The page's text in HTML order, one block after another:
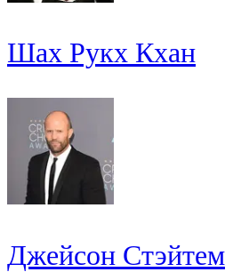
Шах Рукх Кхан
Джейсон Стэйтем